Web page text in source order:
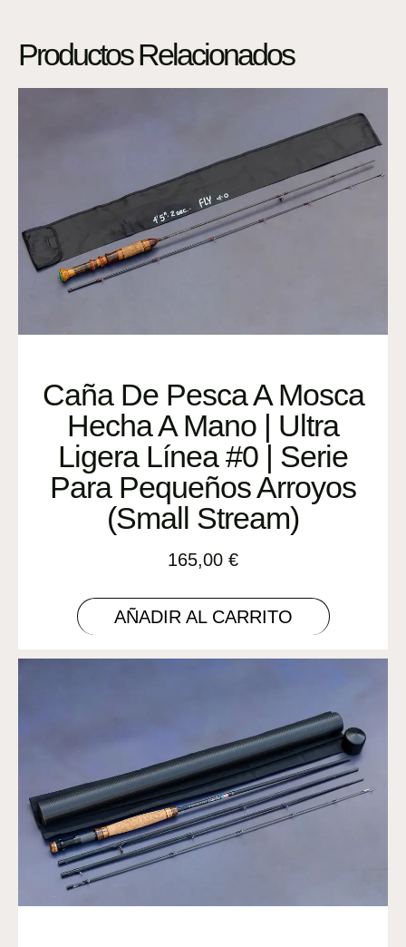
Productos Relacionados
Caña De Pesca A Mosca
Hecha A Mano | Ultra
Ligera Línea #0 | Serie
Para Pequeños Arroyos
(Small Stream)
165,00 €
AÑADIR AL CARRITO